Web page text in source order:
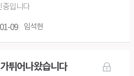
중입니다
09 임석현
튀어나왔습니다